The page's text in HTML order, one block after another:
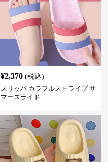
¥2,370 (税込)
スリッパ カラフルストライプ サ
マースライド